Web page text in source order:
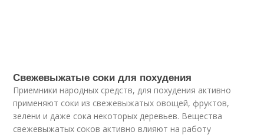
Свежевыжатые соки для похудения
Приемники народных средств, для похудения активно
применяют соки из свежевыжатых овощей, фруктов,
зелени и даже сока некоторых деревьев. Вещества
свежевыжатых соков активно влияют на работу